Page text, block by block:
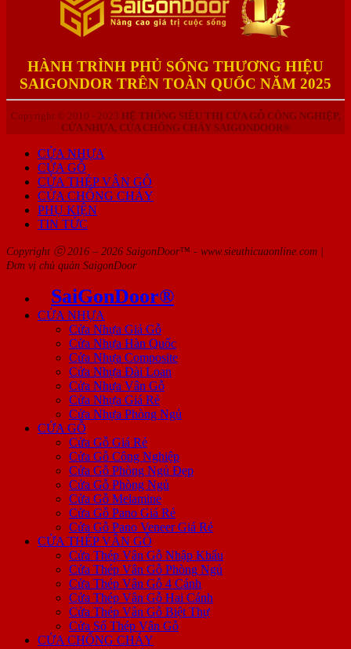
HÀNH TRÌNH PHỦ SÓNG THƯƠNG HIỆU
SAIGONDOR TRÊN TOÀN QUỐC NĂM 2025
Copyright © 2010 - 2023 HỆ THỐNG SIÊU THỊ CỬA GỖ CÔNG NGHIỆP,
CỬA NHỰA, CỬA CHỐNG CHÁY SAIGONDOOR®
CỬA NHỰA
CỬA GỖ
CỬA THÉP VÂN GỖ
CỬA CHỐNG CHÁY
PHỤ KIỆN
TIN TỨC
Copyright ⓒ 2016 – 2026 SaigonDoor™ - www.sieuthicuaonline.com |
Đơn vị chủ quản SaigonDoor
SaiGonDoor®
CỬA NHỰA
Cửa Nhựa Giả Gỗ
Cửa Nhựa Hàn Quốc
Cửa Nhựa Composite
Cửa Nhựa Đài Loan
Cửa Nhựa Vân Gỗ
Cửa Nhựa Giá Rẻ
Cửa Nhựa Phòng Ngủ
CỬA GỖ
Cửa Gỗ Giá Rẻ
Cửa Gỗ Công Nghiệp
Cửa Gỗ Phòng Ngủ Đẹp
Cửa Gỗ Phòng Ngủ
Cửa Gỗ Melamine
Cửa Gỗ Pano Giá Rẻ
Cửa Gỗ Pano Veneer Giá Rẻ
CỬA THÉP VÂN GỖ
Cửa Thép Vân Gỗ Nhập Khẩu
Cửa Thép Vân Gỗ Phòng Ngủ
Cửa Thép Vân Gỗ 4 Cánh
Cửa Thép Vân Gỗ Hai Cánh
Cửa Thép Vân Gỗ Biệt Thự
Cửa Sổ Thép Vân Gỗ
CỬA CHỐNG CHÁY